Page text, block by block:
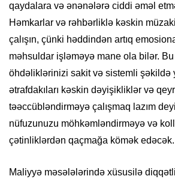
qaydalara və ənənələrə ciddi əməl
Həmkarlar və rəhbərliklə kəskin
çalışın, çünki həddindən artıq
məhsuldar işləməyə mane ola bilər.
öhdəliklərinizi sakit və sistemli şəkildə
ətrafdakıları kəskin dəyişikliklər və
təəccübləndirməyə çalışmaq lazım
nüfuzunuzu möhkəmləndirməyə və
çətinliklərdən qaçmağa kömək edəcək.
Maliyyə məsələlərində xüsusilə